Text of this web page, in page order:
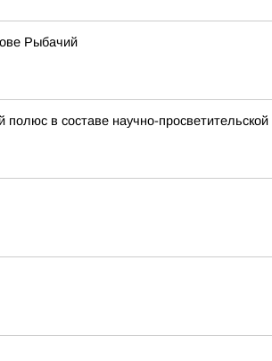
Рыбачий
в составе научно-